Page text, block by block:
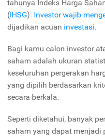
tahunya Indeks Harga
(IHSG). Investor wajib
dijadikan acuan investasi.
Bagi kamu calon investor
saham adalah ukuran
keseluruhan pergerakan
yang dipilih berdasarkan
secara berkala.
Seperti diketahui, banyak
saham yang dapat menjadi